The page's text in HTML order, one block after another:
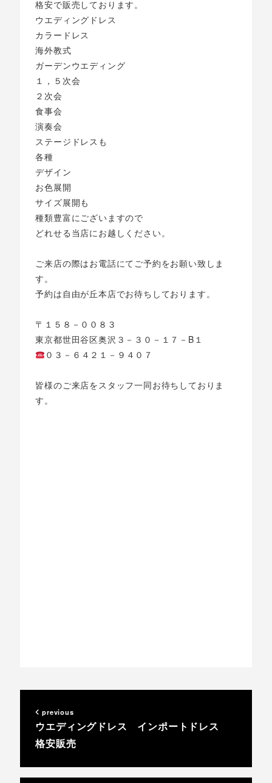
格安で販売しております。
ウエディングドレス
カラードレス
海外教式
ガーデンウエディング
１，５次会
２次会
食事会
演奏会
ステージドレスも
各種
デザイン
お色展開
サイズ展開も
種類豊富にございますので
どれせる当店にお越しください。
ご来店の際はお電話にてご予約をお願い致しま
す。
予約は自由が丘本店でお待ちしております。
〒１５８－００８３
東京都世田谷区奥沢３－３０－１７－B１
０３－６４２１－９４０７
皆様のご来店をスタッフ一同お待ちしておりま
す。
previous
ウエディングドレス インポートドレス
格安販売